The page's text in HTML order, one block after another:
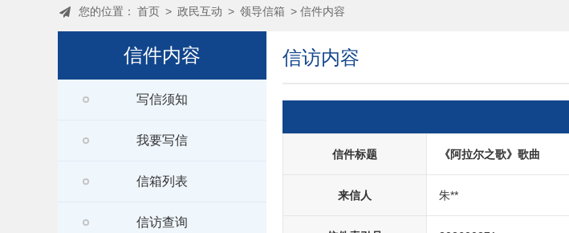
您的位置： 首页 > 政民互动 > 领导信箱 > 信件内容
信件内容
写信须知
我要写信
信箱列表
信访查询
信访内容
信件标题 《阿拉尔之歌》歌曲
来信人 朱**